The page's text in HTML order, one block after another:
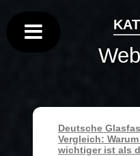
Deutsche
Vergleich:
wichtiger ist als